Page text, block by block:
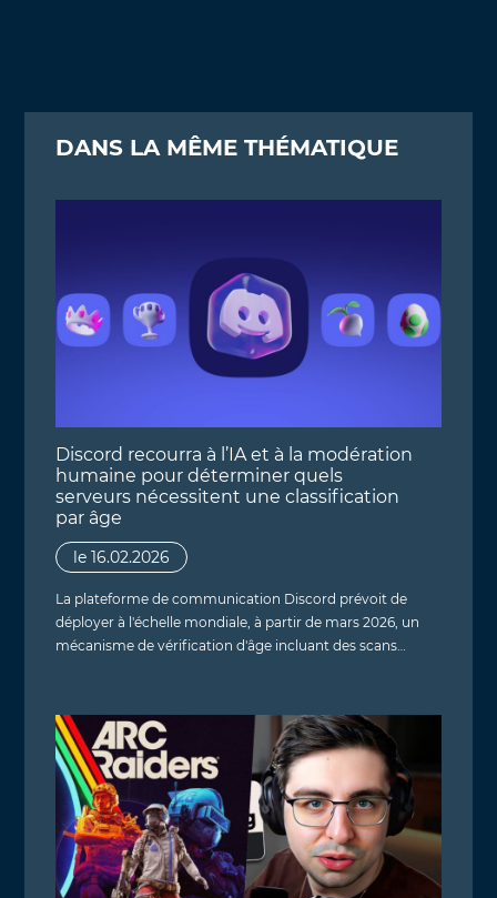
DANS LA MÊME THÉMATIQUE
Discord recourra à l’IA et à la modération
humaine pour déterminer quels
serveurs nécessitent une classification
par âge
le 16.02.2026
La plateforme de communication Discord prévoit de
déployer à l'échelle mondiale, à partir de mars 2026, un
mécanisme de vérification d'âge incluant des scans…